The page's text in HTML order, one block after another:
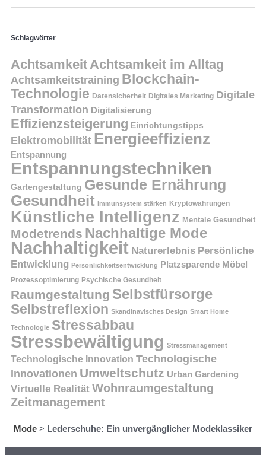
Schlagwörter
AchtsamkeitAchtsamkeit im Alltag
Achtsamkeitstraining Blockchain-
Technologie Datensicherheit Digitales Marketing Digitale
Transformation Digitalisierung
Effizienzsteigerung Einrichtungstipps
Elektromobilität Energieeffizienz
Entspannung
Entspannungstechniken
Gartengestaltung Gesunde Ernährung
Gesundheit Immunsystem stärken Kryptowährungen
Künstliche Intelligenz Mentale Gesundheit
Modetrends Nachhaltige Mode
Nachhaltigkeit Naturerlebnis Persönliche
Entwicklung Persönlichkeitsentwicklung Platzsparende Möbel
Prozessoptimierung Psychische Gesundheit
Raumgestaltung Selbstfürsorge
Selbstreflexion Skandinavisches Design Smart Home
Technologie Stressabbau
Stressbewältigung Stressmanagement
Technologische Innovation Technologische
Innovationen Umweltschutz Urban Gardening
Virtuelle Realität Wohnraumgestaltung
Zeitmanagement
Mode > Lederschuhe: Ein unvergänglicher Modeklassiker